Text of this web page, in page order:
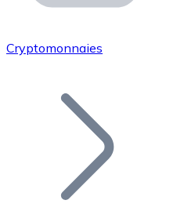
Rejoignez notre réseau de
Ajoutez le token de votre
Cryptomonnaies